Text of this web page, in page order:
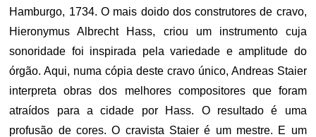
Hamburgo, 1734. O mais doido dos construtores de cravo,
Hieronymus Albrecht Hass, criou um instrumento cuja
sonoridade foi inspirada pela variedade e amplitude do
órgão. Aqui, numa cópia deste cravo único, Andreas Staier
interpreta obras dos melhores compositores que foram
atraídos para a cidade por Hass. O resultado é uma
profusão de cores. O cravista Staier é um mestre. E um